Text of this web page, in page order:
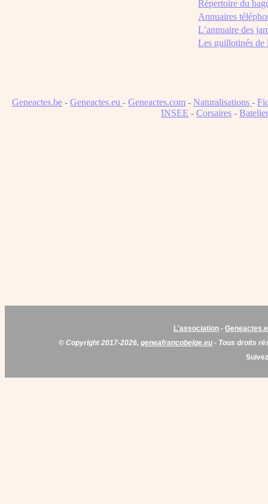
Répertoire du
Annuaires
L’annuaire des
Les guillotinés de
Geneactes.be - Geneactes.eu - Geneactes.com - Naturalisations -
INSEE -Corsaires -
L'association -
© Copyright 2017-2026,geneafrancobelge.eu - Tous droits